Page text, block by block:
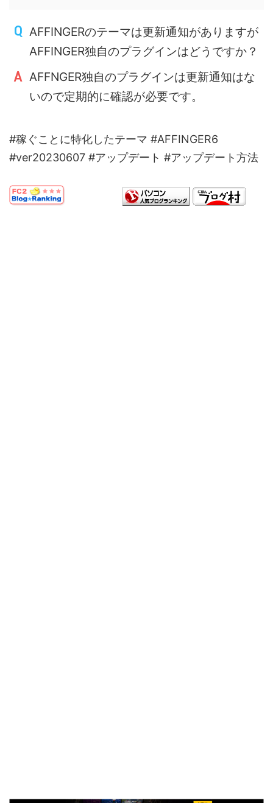
AFFINGERのテーマは更新通知がありますが
AFFINGER独自のプラグインはどうですか？
AFFNGER独自のプラグインは更新通知はな
いので定期的に確認が必要です。
#稼ぐことに特化したテーマ #AFFINGER6
#ver20230607 #アップデート #アップデート方法